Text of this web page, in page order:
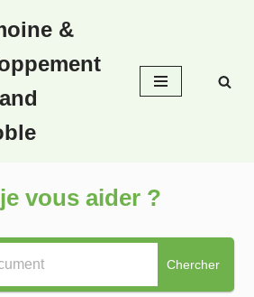
&
vous aider ?
Chercher